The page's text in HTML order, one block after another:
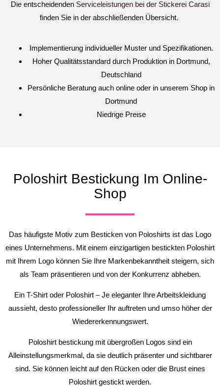
Die entscheidenden Serviceleistungen bei der Stickerei Carasi
finden Sie in der abschließenden Übersicht.
Implementierung individueller Muster und Spezifikationen.
Hoher Qualitätsstandard durch Produktion in Dortmund,
Deutschland
Persönliche Beratung auch online oder in unserem Shop in
Dortmund
Niedrige Preise
Poloshirt Bestickung Im Online-
Shop
Das häufigste Motiv zum Besticken von Poloshirts ist das Logo
eines Unternehmens. Mit einem einzigartigen bestickten Poloshirt
mit Ihrem Logo können Sie Ihre Markenbekanntheit steigern, sich
als Team präsentieren und von der Konkurrenz abheben.
Ein T-Shirt oder Poloshirt – Je eleganter Ihre Arbeitskleidung
aussieht, desto professioneller Ihr auftreten und umso höher der
Wiedererkennungswert.
Poloshirt bestickung mit übergroßen Logos sind ein
Alleinstellungsmerkmal, da sie deutlich präsenter und sichtbarer
sind. Sie können leicht auf den Rücken oder die Brust eines
Poloshirt gestickt werden.